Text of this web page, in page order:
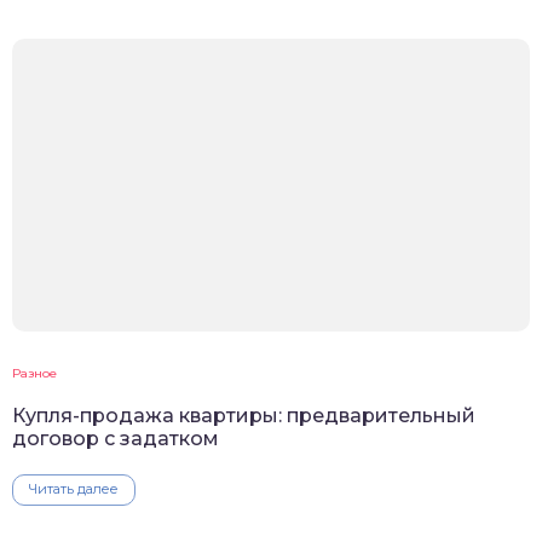
Разное
Купля-продажа квартиры: предварительный
договор с задатком
Читать далее